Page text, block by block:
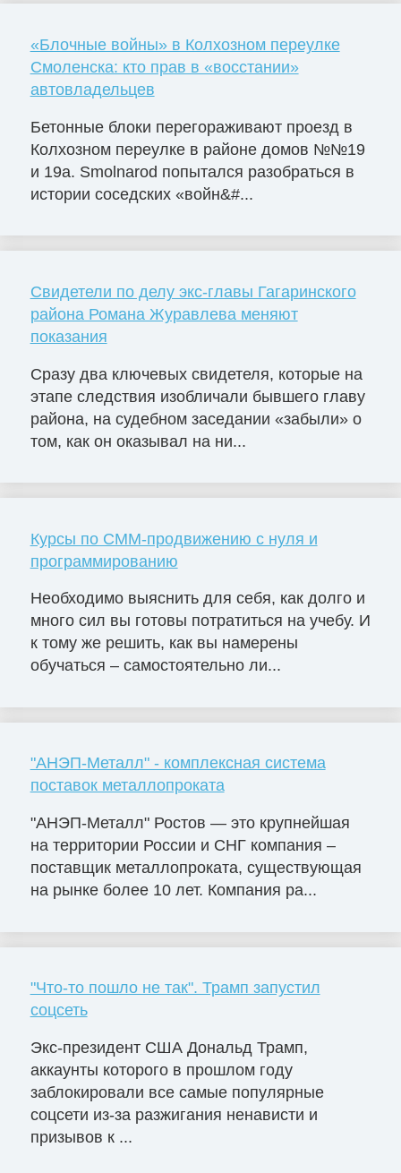
«Блочные войны» в Колхозном переулке
Смоленска: кто прав в «восстании»
автовладельцев
Бетонные блоки перегораживают проезд в
Колхозном переулке в районе домов №№19
и 19а. Smolnarod попытался разобраться в
истории соседских «войн&#...
Свидетели по делу экс-главы Гагаринского
района Романа Журавлева меняют
показания
Сразу два ключевых свидетеля, которые на
этапе следствия изобличали бывшего главу
района, на судебном заседании «забыли» о
том, как он оказывал на ни...
Курсы по СММ-продвижению с нуля и
программированию
Необходимо выяснить для себя, как долго и
много сил вы готовы потратиться на учебу. И
к тому же решить, как вы намерены
обучаться – самостоятельно ли...
"АНЭП-Металл" - комплексная система
поставок металлопроката
"АНЭП-Металл" Ростов — это крупнейшая
на территории России и СНГ компания –
поставщик металлопроката, существующая
на рынке более 10 лет. Компания ра...
"Что-то пошло не так". Трамп запустил
соцсеть
Экс-президент США Дональд Трамп,
аккаунты которого в прошлом году
заблокировали все самые популярные
соцсети из-за разжигания ненависти и
призывов к ...